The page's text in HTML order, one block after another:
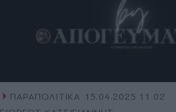
ΠΑΡΑΠΟΛΙΤΙΚΑ
15.04.2025 11:02